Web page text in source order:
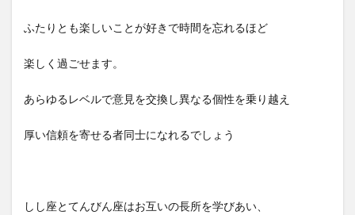
ふたりとも楽しいことが好きで時間を忘れるほど
楽しく過ごせます。
あらゆるレベルで意見を交換し異なる個性を乗り越え
厚い信頼を寄せる者同士になれるでしょう
しし座とてんびん座はお互いの長所を学びあい、